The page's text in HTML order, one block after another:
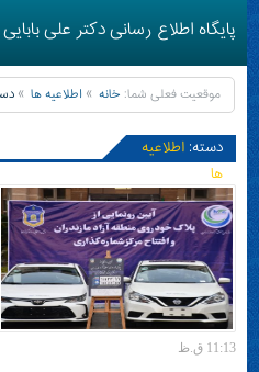
پایگاه اطلاع رسانی دکتر علی
موقعیت فعلی شما: خانه اطلاعیه ها
دسته: اطلاعیه
ها
11:13 ق.ظ